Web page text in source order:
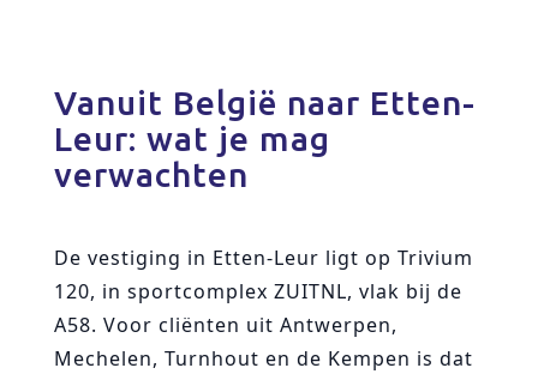
Vanuit België naar Etten-
Leur: wat je mag
verwachten
De vestiging in Etten-Leur ligt op Trivium
120, in sportcomplex ZUITNL, vlak bij de
A58. Voor cliënten uit Antwerpen,
Mechelen, Turnhout en de Kempen is dat